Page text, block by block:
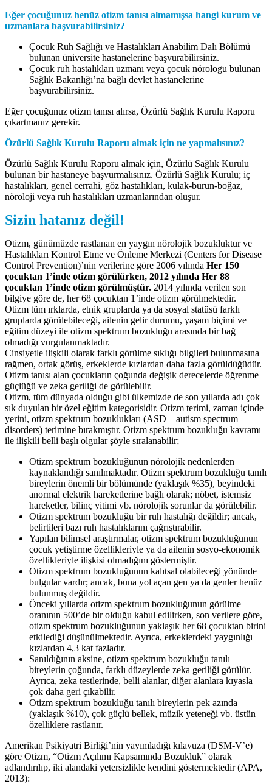
Eğer çocuğunuz henüz otizm tanısı almamışsa hangi kurum ve
uzmanlara başvurabilirsiniz?
Çocuk Ruh Sağlığı ve Hastalıkları Anabilim Dalı Bölümü
bulunan üniversite hastanelerine başvurabilirsiniz.
Çocuk ruh hastalıkları uzmanı veya çocuk nörologu bulunan
Sağlık Bakanlığı’na bağlı devlet hastanelerine
başvurabilirsiniz.
Eğer çocuğunuz otizm tanısı alırsa, Özürlü Sağlık Kurulu Raporu
çıkartmanız gerekir.
Özürlü Sağlık Kurulu Raporu almak için ne yapmalısınız?
Özürlü Sağlık Kurulu Raporu almak için, Özürlü Sağlık Kurulu
bulunan bir hastaneye başvurmalısınız. Özürlü Sağlık Kurulu; iç
hastalıkları, genel cerrahi, göz hastalıkları, kulak-burun-boğaz,
nöroloji veya ruh hastalıkları uzmanlarından oluşur.
Sizin hatanız değil!
Otizm, günümüzde rastlanan en yaygın nörolojik bozukluktur ve
Hastalıkları Kontrol Etme ve Önleme Merkezi (Centers for Disease
Control Prevention)’nin verilerine göre 2006 yılında Her 150
çocuktan 1’inde otizm görülürken, 2012 yılında Her 88
çocuktan 1’inde otizm görülmüştür. 2014 yılında verilen son
bilgiye göre de, her 68 çocuktan 1’inde otizm görülmektedir.
Otizm tüm ırklarda, etnik gruplarda ya da sosyal statüsü farklı
gruplarda görülebileceği, ailenin gelir durumu, yaşam biçimi ve
eğitim düzeyi ile otizm spektrum bozukluğu arasında bir bağ
olmadığı vurgulanmaktadır.
Cinsiyetle ilişkili olarak farklı görülme sıklığı bilgileri bulunmasına
rağmen, ortak görüş, erkeklerde kızlardan daha fazla görüldüğüdür.
Otizm tanısı alan çocukların çoğunda değişik derecelerde öğrenme
güçlüğü ve zeka geriliği de görülebilir.
Otizm, tüm dünyada olduğu gibi ülkemizde de son yıllarda adı çok
sık duyulan bir özel eğitim kategorisidir. Otizm terimi, zaman içinde
yerini, otizm spektrum bozuklukları (ASD – autism spectrum
disorders) terimine bırakmıştır. Otizm spektrum bozukluğu kavramı
ile ilişkili belli başlı olgular şöyle sıralanabilir;
Otizm spektrum bozukluğunun nörolojik nedenlerden
kaynaklandığı sanılmaktadır. Otizm spektrum bozukluğu tanılı
bireylerin önemli bir bölümünde (yaklaşık %35), beyindeki
anormal elektrik hareketlerine bağlı olarak; nöbet, istemsiz
hareketler, bilinç yitimi vb. nörolojik sorunlar da görülebilir.
Otizm spektrum bozukluğu bir ruh hastalığı değildir; ancak,
belirtileri bazı ruh hastalıklarını çağrıştırabilir.
Yapılan bilimsel araştırmalar, otizm spektrum bozukluğunun
çocuk yetiştirme özellikleriyle ya da ailenin sosyo-ekonomik
özellikleriyle ilişkisi olmadığını göstermiştir.
Otizm spektrum bozukluğunun kalıtsal olabileceği yönünde
bulgular vardır; ancak, buna yol açan gen ya da genler henüz
bulunmuş değildir.
Önceki yıllarda otizm spektrum bozukluğunun görülme
oranının 500’de bir olduğu kabul edilirken, son verilere göre,
otizm spektrum bozukluğunun yaklaşık her 68 çocuktan birini
etkilediği düşünülmektedir. Ayrıca, erkeklerdeki yaygınlığı
kızlardan 4,3 kat fazladır.
Sanıldığının aksine, otizm spektrum bozukluğu tanılı
bireylerin çoğunda, farklı düzeylerde zeka geriliği görülür.
Ayrıca, zeka testlerinde, belli alanlar, diğer alanlara kıyasla
çok daha geri çıkabilir.
Otizm spektrum bozukluğu tanılı bireylerin pek azında
(yaklaşık %10), çok güçlü bellek, müzik yeteneği vb. üstün
özelliklere rastlanır.
Amerikan Psikiyatri Birliği’nin yayımladığı kılavuza (DSM-V’e)
göre Otizm, “Otizm Açılımı Kapsamında Bozukluk” olarak
adlandırılıp, iki alandaki yetersizlikle kendini göstermektedir (APA,
2013):